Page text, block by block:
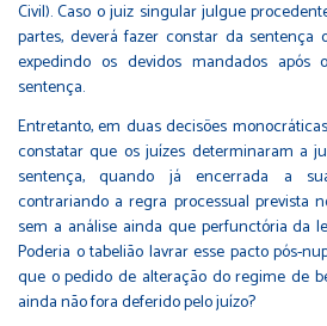
Civil). Caso o juiz singular julgue
partes, deverá fazer constar da sentença
expedindo os devidos mandados
sentença.
Entretanto, em duas decisões
constatar que os juízes determinaram a
sentença, quando já encerrada a
contrariando a regra processual prevista
sem a análise ainda que perfunctória da
Poderia o tabelião lavrar esse pacto pós-
que o pedido de alteração do regime de
ainda não fora deferido pelo juízo?